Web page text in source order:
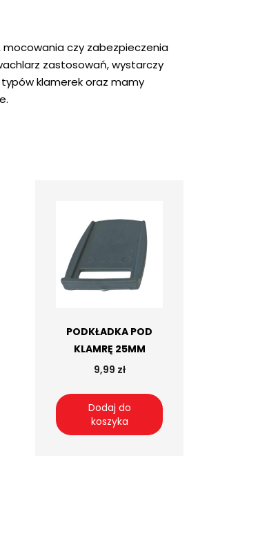
mocowania czy zabezpieczenia
zastosowań, wystarczy
klamerek oraz mamy
PODKŁADKA POD
KLAMRĘ 25MM
9,99 zł
Dodaj do
koszyka